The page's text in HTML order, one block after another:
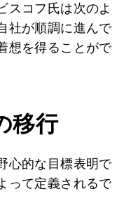
スコフ氏は次のよ
社が順調に進んで
想を得ることがで
移行
心的な目標表明で
って定義されるで